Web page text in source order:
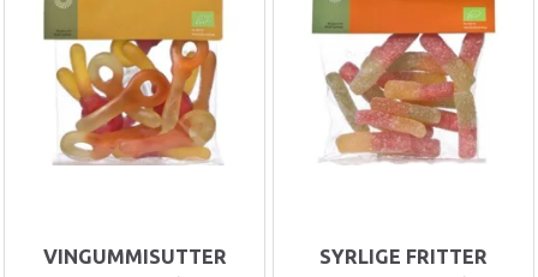
VINGUMMISUTTER
SYRLIGE FRITTER